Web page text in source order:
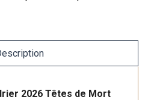
2026 Têtes de Mort